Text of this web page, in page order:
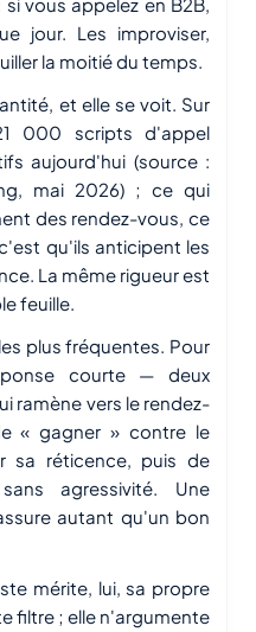
jour. Les improviser,
la moitié du temps.
et elle se voit. Sur
000 scripts d'appel
aujourd'hui (source :
mai 2026) ; ce qui
des rendez-vous, ce
qu'ils anticipent les
La même rigueur est
feuille.
plus fréquentes. Pour
courte — deux
ramène vers le rendez-
« gagner » contre le
sa réticence, puis de
agressivité. Une
autant qu'un bon
mérite, lui, sa propre
filtre ; elle n'argumente